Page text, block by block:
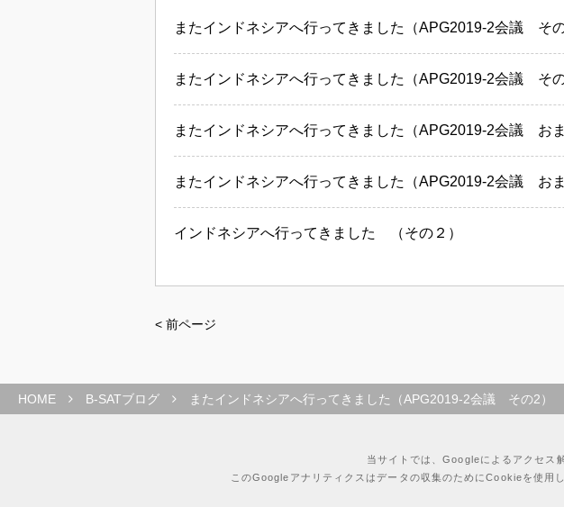
またインドネシアへ行ってきました（APG2019-2会議 その
またインドネシアへ行ってきました（APG2019-2会議 その
またインドネシアへ行ってきました（APG2019-2会議 おま
またインドネシアへ行ってきました（APG2019-2会議 おま
インドネシアへ行ってきました （その２）
< 前ページ
HOME B-SATブログ またインドネシアへ行ってきました（APG2019-2会議 その2）
当サイトでは、Googleによるアクセス
このGoogleアナリティクスはデータの収集のためにCookieを使用